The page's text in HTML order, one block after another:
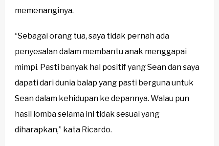
memenanginya.
“Sebagai orang tua, saya tidak pernah ada
penyesalan dalam membantu anak menggapai
mimpi. Pasti banyak hal positif yang Sean dan saya
dapati dari dunia balap yang pasti berguna untuk
Sean dalam kehidupan ke depannya. Walau pun
hasil lomba selama ini tidak sesuai yang
diharapkan,” kata Ricardo.